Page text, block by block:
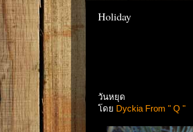
Holiday
วันหยุด
โดย Dyckia From " Q "